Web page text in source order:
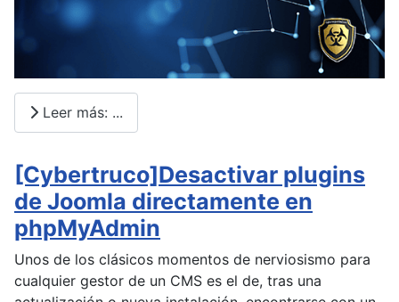
Leer más: ...
[Cybertruco]Desactivar plugins
de Joomla directamente en
phpMyAdmin
Unos de los clásicos momentos de nerviosismo para
cualquier gestor de un CMS es el de, tras una